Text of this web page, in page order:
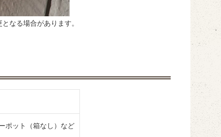
なる場合があります。
ポット（箱なし）など